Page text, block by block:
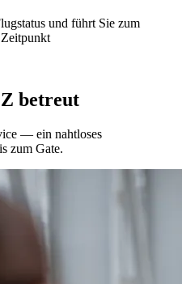
und führt Sie zum
betreut
— ein nahtloses
zum Gate.